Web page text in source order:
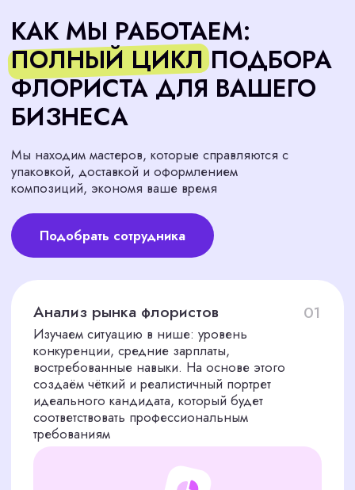
оцениваем стиль, уровень исполнения,
аккуратность, разнообразие работ. При
необходимости проводим практическое
задание — сбор букета или оформление
композиции, чтобы убедиться в реальных
навыках
Организация
профессиональные компетенции, но и важные
soft skills